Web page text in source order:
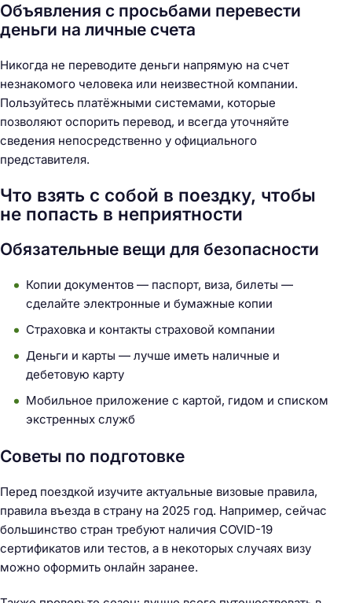
Объявления с просьбами перевести
деньги на личные счета
Никогда не переводите деньги напрямую на счет
незнакомого человека или неизвестной компании.
Пользуйтесь платёжными системами, которые
позволяют оспорить перевод, и всегда уточняйте
сведения непосредственно у официального
представителя.
Что взять с собой в поездку, чтобы
не попасть в неприятности
Обязательные вещи для безопасности
Копии документов — паспорт, виза, билеты —
сделайте электронные и бумажные копии
Страховка и контакты страховой компании
Деньги и карты — лучше иметь наличные и
дебетовую карту
Мобильное приложение с картой, гидом и списком
экстренных служб
Советы по подготовке
Перед поездкой изучите актуальные визовые правила,
правила въезда в страну на 2025 год. Например, сейчас
большинство стран требуют наличия COVID-19
сертификатов или тестов, а в некоторых случаях визу
можно оформить онлайн заранее.